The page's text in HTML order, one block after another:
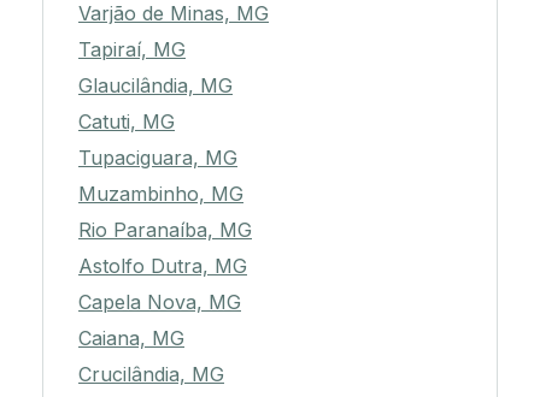
Varjão de Minas, MG
Tapiraí, MG
Glaucilândia, MG
Catuti, MG
Tupaciguara, MG
Muzambinho, MG
Rio Paranaíba, MG
Astolfo Dutra, MG
Capela Nova, MG
Caiana, MG
Crucilândia, MG